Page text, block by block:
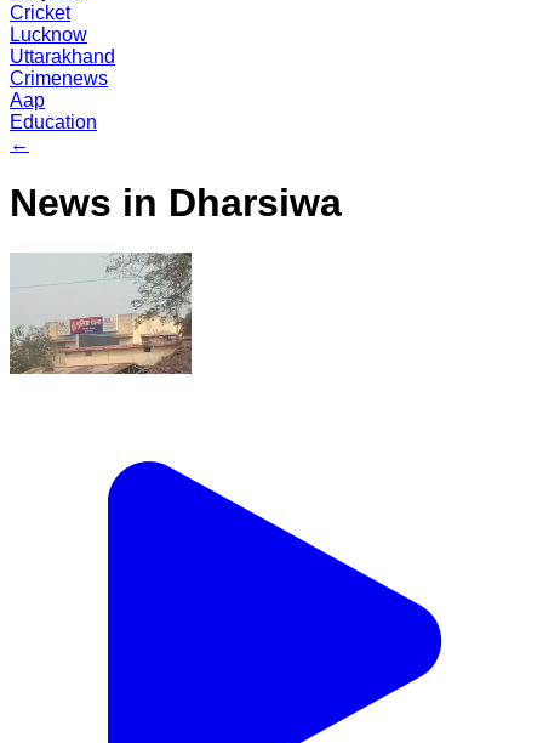
Cricket
Lucknow
Uttarakhand
Crimenews
Aap
Education
←
News in Dharsiwa